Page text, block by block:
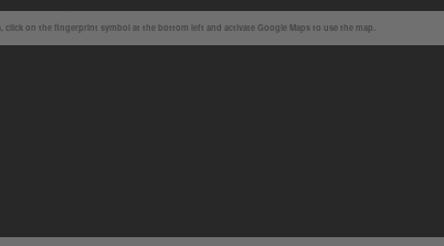
click on the fingerprint symbol at the bottom left and activate Google Maps to use the map.